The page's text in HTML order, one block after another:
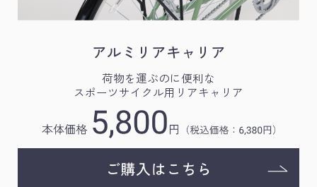
アルミリアキャリア
荷物を運ぶのに便利な
スポーツサイクル用リアキャリア